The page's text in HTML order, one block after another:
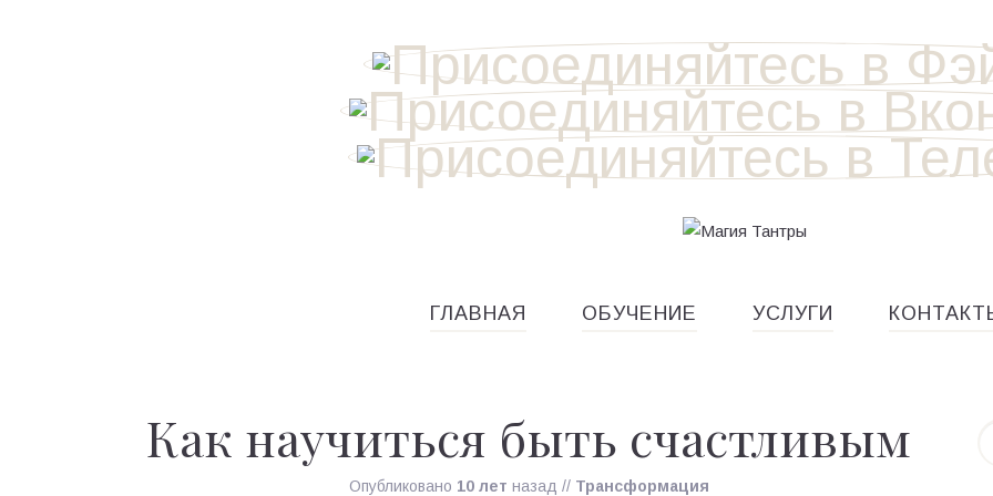
ГЛАВНАЯ ОБУЧЕНИЕ УСЛУГИ
Как научиться быть счастливым
Опубликовано 10 лет назад // Трансформация